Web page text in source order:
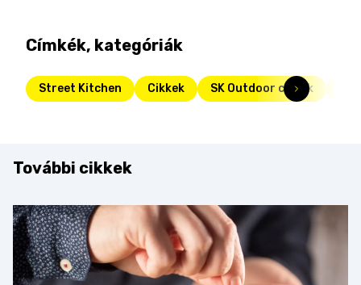
Címkék, kategóriák
Street Kitchen Cikkek SK Outdoor cikkek
További cikkek